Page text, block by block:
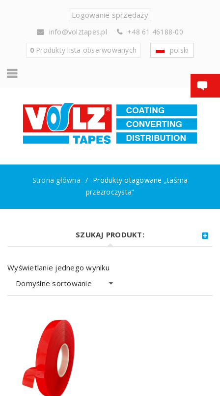
Logowanie sprzedaży
info@volztapes.pl
+48 61 46188-00
0Produkty lista obserwowanych polski
Strona główna / Produkty otagowane „taśma
przezroczysta”
SZUKAJ PRODUKT:
Wyświetlanie jednego wyniku
Domyślne sortowanie